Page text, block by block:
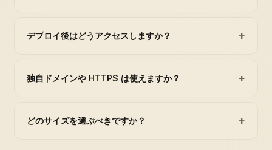
デプロイ後はどうアクセスしますか？ +
独自ドメインや HTTPS は使えますか？ +
どのサイズを選ぶべきですか？ +